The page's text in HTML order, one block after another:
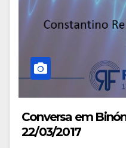
Conversa em
22/03/2017